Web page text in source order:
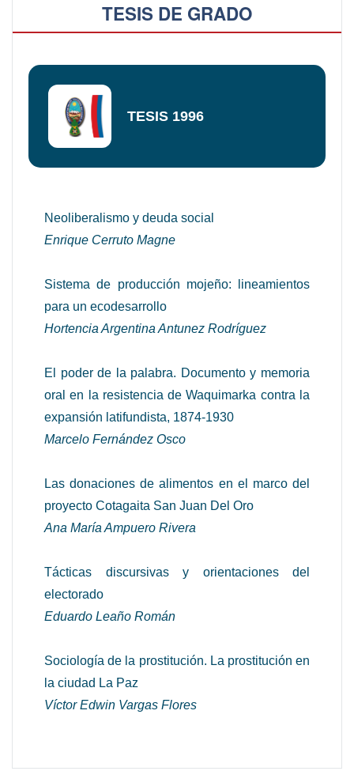
TESIS DE GRADO
TESIS 1996
Neoliberalismo y deuda social
Enrique Cerruto Magne
Sistema de producción mojeño: lineamientos
para un ecodesarrollo
Hortencia Argentina Antunez Rodríguez
El poder de la palabra. Documento y memoria
oral en la resistencia de Waquimarka contra la
expansión latifundista, 1874-1930
Marcelo Fernández Osco
Las donaciones de alimentos en el marco del
proyecto Cotagaita San Juan Del Oro
Ana María Ampuero Rivera
Tácticas discursivas y orientaciones del
electorado
Eduardo Leaño Román
Sociología de la prostitución. La prostitución en
la ciudad La Paz
Víctor Edwin Vargas Flores